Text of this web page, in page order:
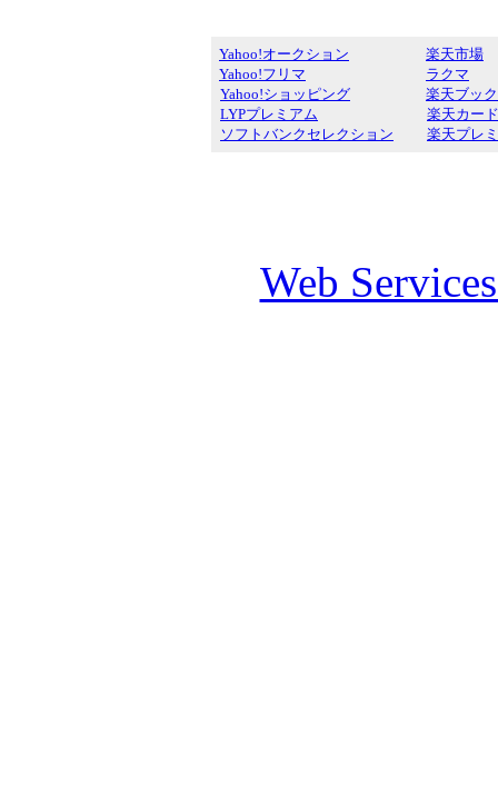
Yahoo!オークション
Yahoo!フリマ
Yahoo!ショッピング
LYPプレミアム
ソフトバンクセレクション
楽天市場
ラクマ
楽天ブッ
楽天カード
楽天プレ
Web